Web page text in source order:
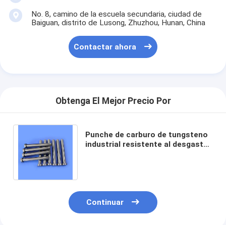
No. 8, camino de la escuela secundaria, ciudad de
Baiguan, distrito de Lusong, Zhuzhou, Hunan, China
Contactar ahora
Obtenga El Mejor Precio Por
Punche de carburo de tungsteno
industrial resistente al desgaste
Continuar